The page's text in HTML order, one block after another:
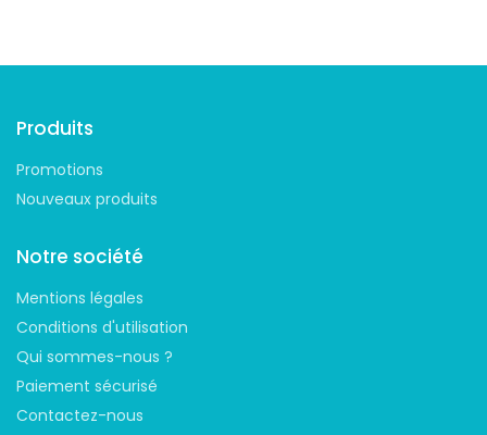
Produits
Promotions
Nouveaux produits
Notre société
Mentions légales
Conditions d'utilisation
Qui sommes-nous ?
Paiement sécurisé
Contactez-nous